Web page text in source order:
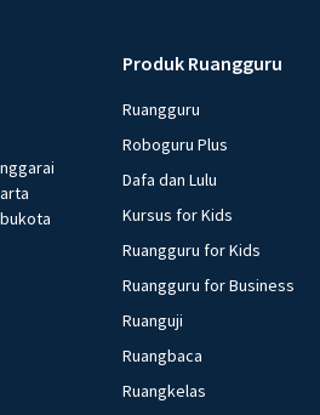
Produk Ruangguru
Ruangguru
Roboguru Plus
Dafa dan Lulu
Kursus for Kids
Ruangguru for Kids
Ruangguru for Business
Ruanguji
Ruangbaca
Ruangkelas